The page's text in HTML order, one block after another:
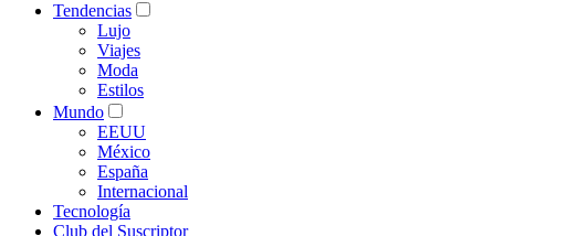
Tendencias
Lujo
Viajes
Moda
Estilos
Mundo
EEUU
México
España
Internacional
Tecnología
Club del Suscriptor